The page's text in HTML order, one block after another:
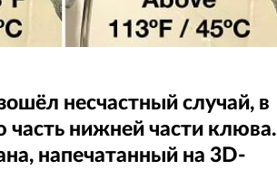
несчастный случай, в
часть нижней части клюва.
напечатанный на 3D-